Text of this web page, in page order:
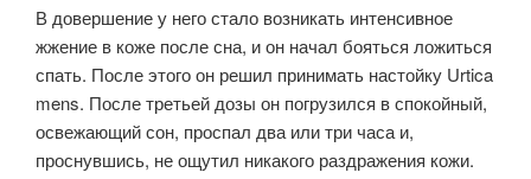
В довершение у него стало возникать интенсивное
жжение в коже после сна, и он начал бояться ложиться
спать. После этого он решил принимать настойку Urtica
mens. После третьей дозы он погрузился в спокойный,
освежающий сон, проспал два или три часа и,
проснувшись, не ощутил никакого раздражения кожи.